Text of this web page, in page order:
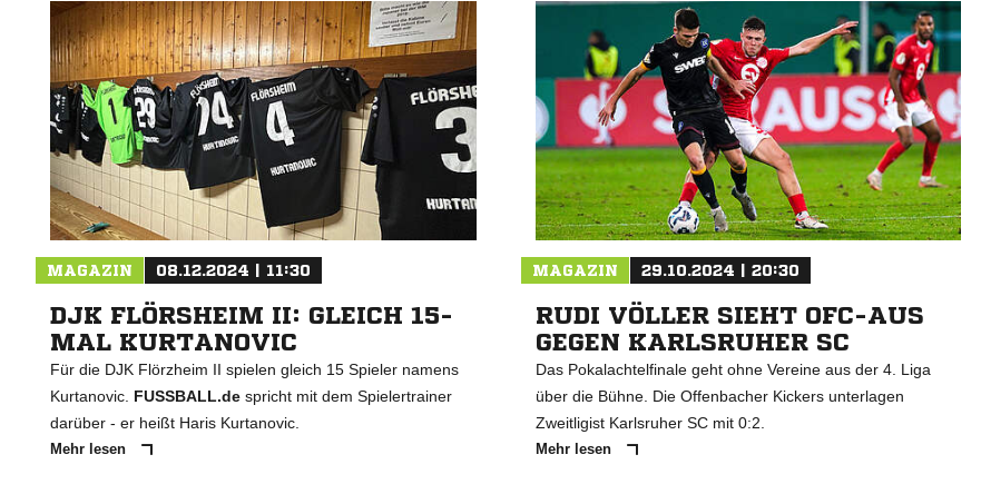
MAGAZIN 08.12.2024 | 11:30
DJK FLÖRSHEIM II: GLEICH 15-
MAL KURTANOVIC
Für die DJK Flörzheim II spielen gleich 15 Spieler namens
Kurtanovic. FUSSBALL.de spricht mit dem Spielertrainer
darüber - er heißt Haris Kurtanovic.
Mehr lesen
MAGAZIN 29.10.2024 | 20:30
RUDI VÖLLER SIEHT OFC-AUS
GEGEN KARLSRUHER SC
Das Pokalachtelfinale geht ohne Vereine aus der 4. Liga
über die Bühne. Die Offenbacher Kickers unterlagen
Zweitligist Karlsruher SC mit 0:2.
Mehr lesen